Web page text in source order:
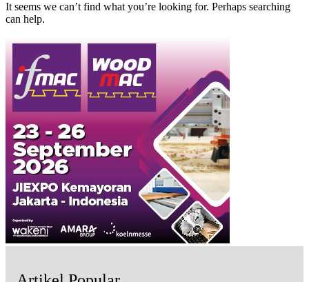
It seems we can’t find what you’re looking for. Perhaps searching
can help.